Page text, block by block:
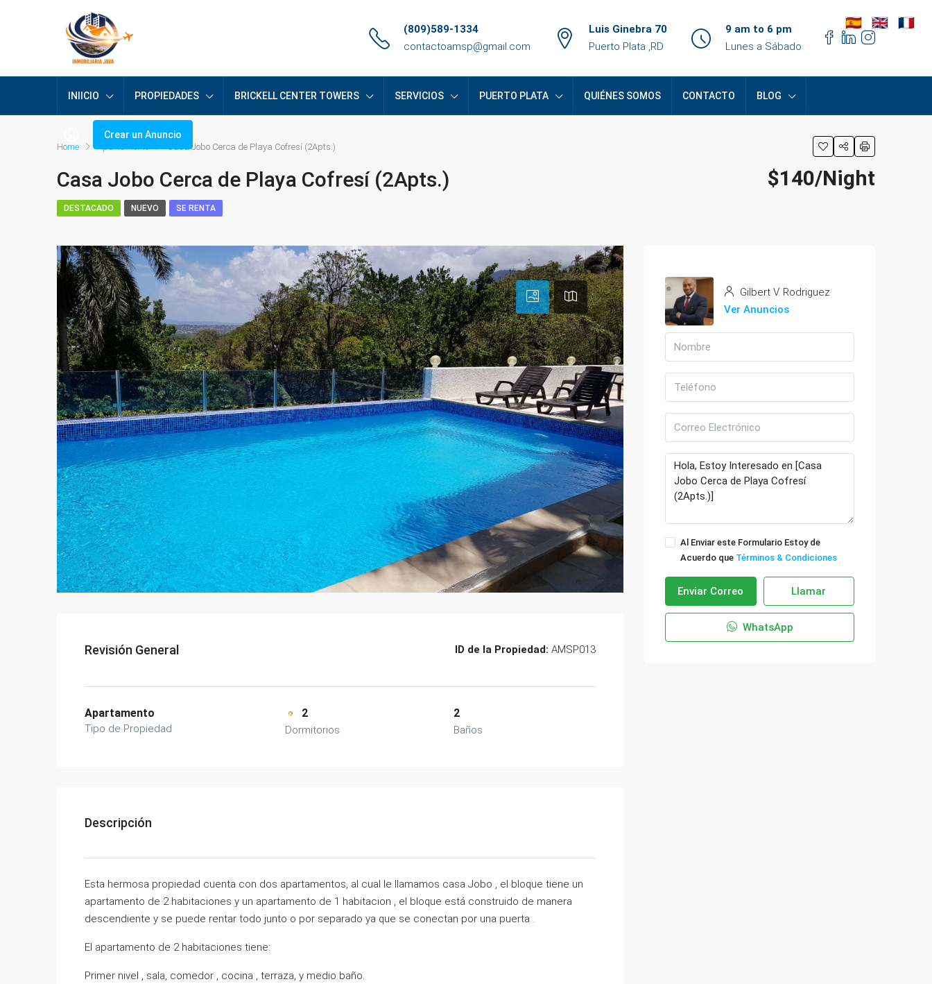
(809)589-1334
contactoamsp@gmail.com
Luis Ginebra 70
Puerto Plata ,RD
9 am to 6 pm
Lunes a Sábado
INIICIO PROPIEDADES BRICKELL CENTER TOWERS SERVICIOS PUERTO PLATA QUIÉNES SOMOS CONTACTO BLOG
Crear un Anuncio
Home Casa Jobo Cerca de Playa Cofresí (2Apts.)
Casa Jobo Cerca de Playa Cofresí (2Apts.) $140/Night
DESTACADO NUEVO SE RENTA
Revisión General ID de la Propiedad: AMSP013
Apartamento
Tipo de Propiedad
2
Dormitorios
2
Baños
Descripción
Esta hermosa propiedad cuenta con dos apartamentos, al cual le llamamos casa Jobo , el bloque tiene un
apartamento de 2 habitaciones y un apartamento de 1 habitacion , el bloque está construido de manera
descendiente y se puede rentar todo junto o por separado ya que se conectan por una puerta .
El apartamento de 2 habitaciones tiene:
Primer nivel , sala, comedor , cocina , terraza, y medio baño.
Gilbert V. Rodriguez
Ver Anuncios
Al Enviar este Formulario Estoy de
Acuerdo que Términos & Condiciones
Enviar Correo Llamar
WhatsApp